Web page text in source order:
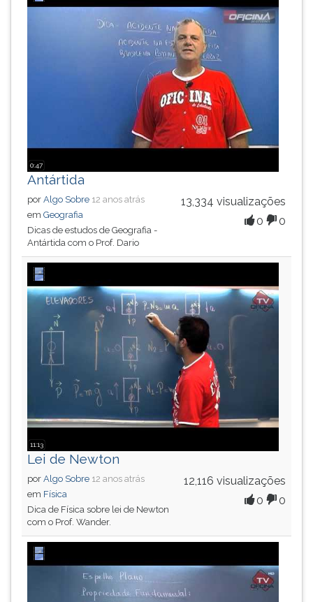
0:47
Antártida
13,334 visualizações
0
0
por Algo Sobre 12 anos atrás
em Geografia
Dicas de estudos de Geografia -
Antártida com o Prof. Dario
11:13
Lei de Newton
12,116 visualizações
0
0
por Algo Sobre 12 anos atrás
em Física
Dica de Física sobre lei de Newton
com o Prof. Wander.